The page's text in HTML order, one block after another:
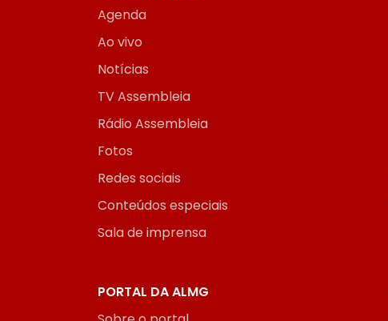
Agenda
Ao vivo
Notícias
TV Assembleia
Rádio Assembleia
Fotos
Redes sociais
Conteúdos especiais
Sala de imprensa
PORTAL DA ALMG